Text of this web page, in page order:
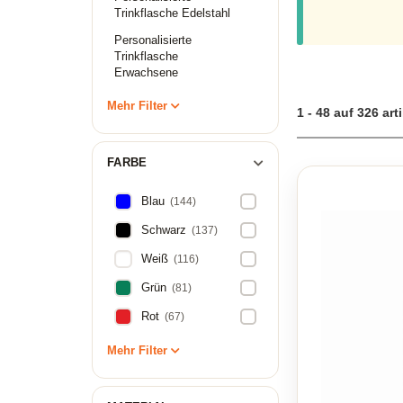
Trinkflasche Edelstahl
Personalisierte
Trinkflasche
Erwachsene
Mehr Filter
FARBE
Blau (144)
Schwarz (137)
Weiß (116)
Grün (81)
Rot (67)
Mehr Filter
Funktionalität
und 1l
Die stilvollen
Nachhaltige
1 - 48 auf 326